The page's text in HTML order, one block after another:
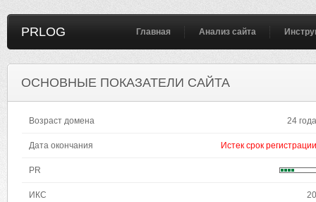
PRLOG Главная Анализ сайта
ОСНОВНЫЕ ПОКАЗАТЕЛИ САЙТА
Возраст домена 24 года
Дата окончания Истек срок регистрации
PR
ИКС 20